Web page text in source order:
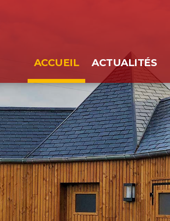
ACCUEIL ACTUALITÉS